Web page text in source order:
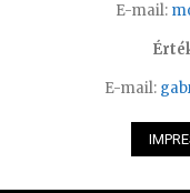
E-mail:
E-mail: